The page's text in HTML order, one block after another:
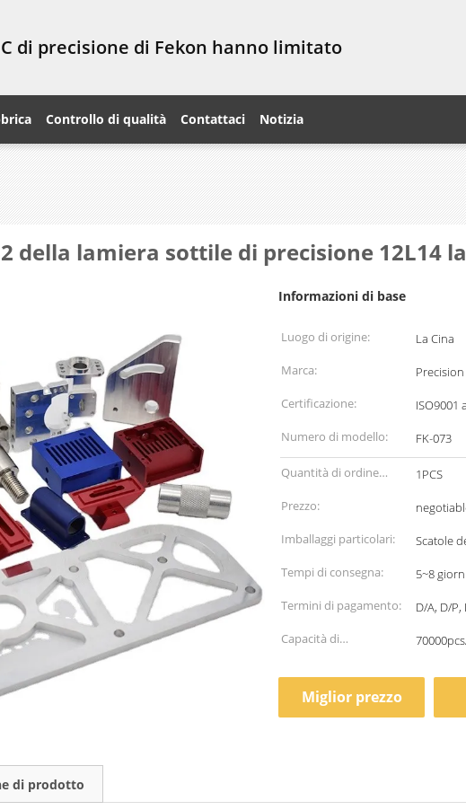
di precisione di Fekon hanno limitato
Controllo di qualità Contattaci Notizia
della lamiera sottile di precisione 12L14
Informazioni di base
Luogo di origine:
La Cina
Marca:
Certificazione:
ISO9001
Numero di modello:
FK-073
Quantità di ordine
minimo:
1PCS
Prezzo:
Imballaggi particolari:
Scatole
Tempi di consegna:
5~8
Termini di pagamento:
D/A, D/P,
Capacità di
Miglior prezzo
di prodotto